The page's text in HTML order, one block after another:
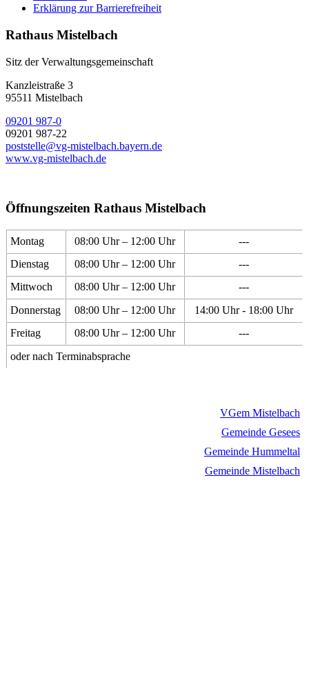
Erklärung zur Barrierefreiheit
Rathaus Mistelbach
Sitz der Verwaltungsgemeinschaft
Kanzleistraße 3
95511 Mistelbach
09201 987-0
09201 987-22
poststelle@vg-mistelbach.bayern.de
www.vg-mistelbach.de
Öffnungszeiten Rathaus Mistelbach
Montag 08:00 Uhr – 12:00 Uhr
---
Dienstag
08:00 Uhr – 12:00 Uhr
---
Mittwoch
08:00 Uhr – 12:00 Uhr
---
Donnerstag
08:00 Uhr – 12:00 Uhr
14:00 Uhr - 18:00 Uhr
Freitag
08:00 Uhr – 12:00 Uhr
---
oder nach Terminabsprache
VGem Mistelbach
Gemeinde Gesees
Gemeinde Hummeltal
Gemeinde Mistelbach